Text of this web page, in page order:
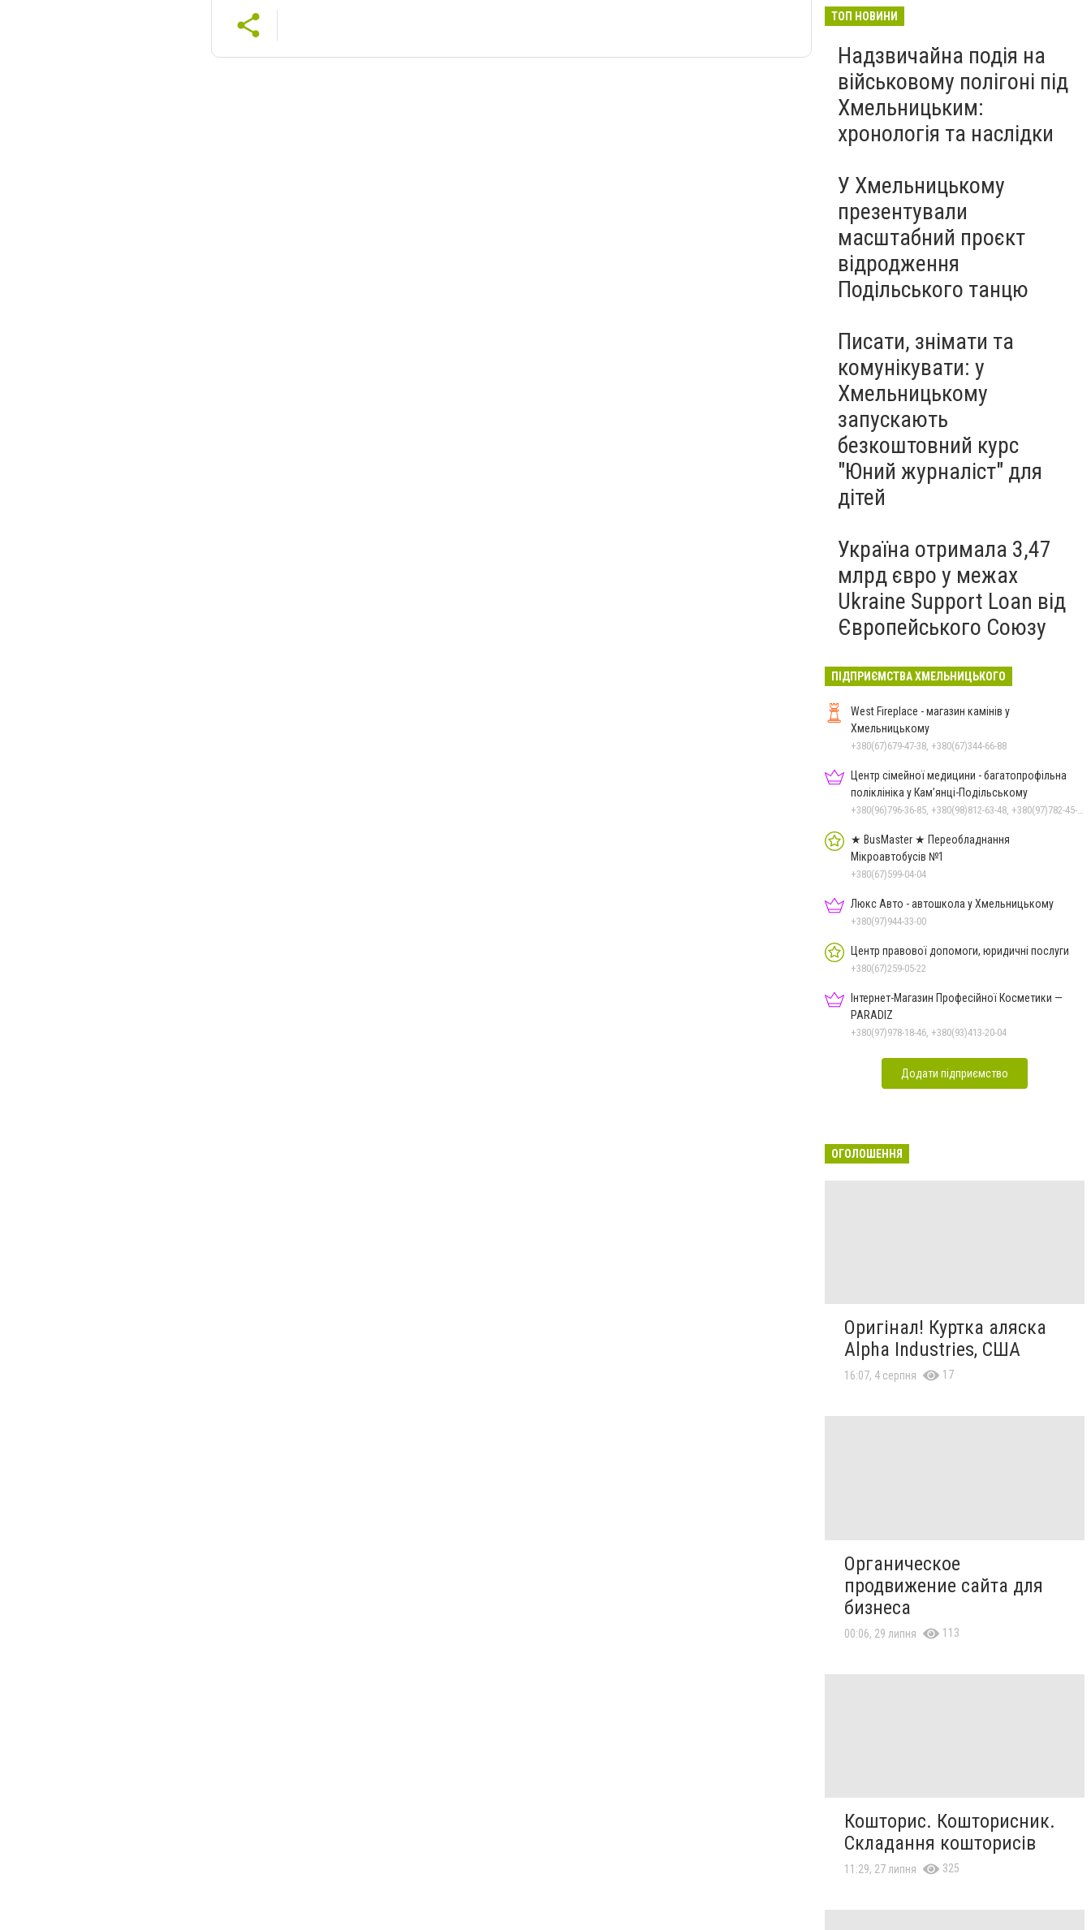
протипухлинному центрі
запрацював новий
томограф
Паперовий флот замість
Чорноморського: як реальні
втрати Росії перетворилися
на дитячу аплікацію
23:42
27 липня
ТОП НОВИНИ
Надзвичайна подія на
військовому полігоні під
Хмельницьким:
хронологія та наслідки
У Хмельницькому
презентували
масштабний проєкт
відродження
Подільського танцю
Писати, знімати та
комунікувати: у
Хмельницькому
запускають
безкоштовний курс
"Юний журналіст" для
дітей
Україна отримала 3,47
млрд євро у межах
Ukraine Support Loan від
Європейського Союзу
ПІДПРИЄМСТВА ХМЕЛЬНИЦЬКОГО
West Fireplace - магазин камінів у
Хмельницькому
+380(67)679-47-38, +380(67)344-66-88
Центр сімейної медицини - багатопрофільна
поліклініка у Кам’янці-Подільському
+380(96)796-36-85, +380(98)812-63-48, +380(97)782-45-70
★ BusMaster ★ Переобладнання
Мікроавтобусів №1
+380(67)599-04-04
Люкс Авто - автошкола у Хмельницькому
+380(97)944-33-00
Центр правової допомоги, юридичні послуги
+380(67)259-05-22
Інтернет-Магазин Професійної Косметики —
PARADIZ
+380(97)978-18-46, +380(93)413-20-04
Додати підприємство
ОГОЛОШЕННЯ
Оригінал! Куртка аляска
Alpha Industries, США
16:07, 4 серпня 17
Органическое
продвижение сайта для
бизнеса
00:06, 29 липня 113
Кошторис. Кошторисник.
Складання кошторисів
11:29, 27 липня 325